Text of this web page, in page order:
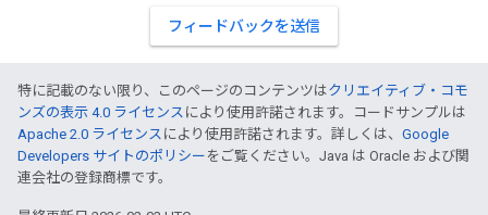
フィードバックを送信
特に記載のない限り、このページのコンテンツはクリエイティブ・コモ
ンズの表示 4.0 ライセンス により使用許諾されます。コードサンプルは
Apache 2.0 ライセンス により使用許諾されます。詳しくは、 Google
Developers サイトのポリシー をご覧ください。Java は Oracle および関
連会社の登録商標です。